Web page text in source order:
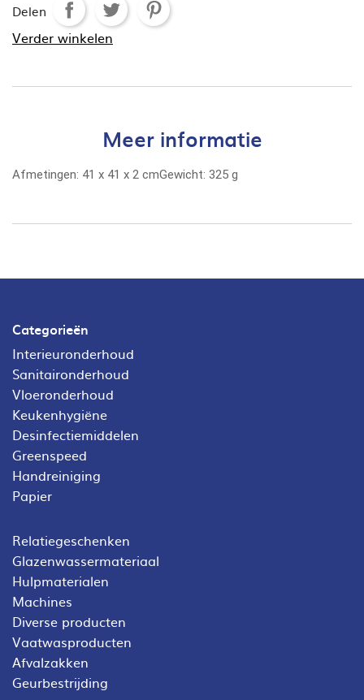
Delen
Verder winkelen
Meer informatie
Afmetingen: 41 x 41 x 2 cmGewicht: 325 g
Categorieën
Interieuronderhoud
Sanitaironderhoud
Vloeronderhoud
Keukenhygiëne
Desinfectiemiddelen
Greenspeed
Handreiniging
Papier
Relatiegeschenken
Glazenwassermateriaal
Hulpmaterialen
Machines
Diverse producten
Vaatwasproducten
Afvalzakken
Geurbestrijding